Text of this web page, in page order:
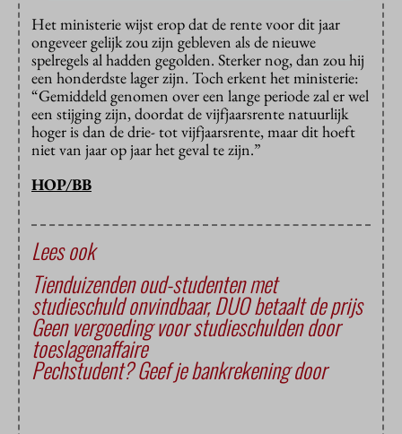
Het ministerie wijst erop dat de rente voor dit jaar
ongeveer gelijk zou zijn gebleven als de nieuwe
spelregels al hadden gegolden. Sterker nog, dan zou hij
een honderdste lager zijn. Toch erkent het ministerie:
“Gemiddeld genomen over een lange periode zal er wel
een stijging zijn, doordat de vijfjaarsrente natuurlijk
hoger is dan de drie- tot vijfjaarsrente, maar dit hoeft
niet van jaar op jaar het geval te zijn.”
HOP/BB
Lees ook
Tienduizenden oud-studenten met
studieschuld onvindbaar, DUO betaalt de prijs
Geen vergoeding voor studieschulden door
toeslagenaffaire
Pechstudent? Geef je bankrekening door